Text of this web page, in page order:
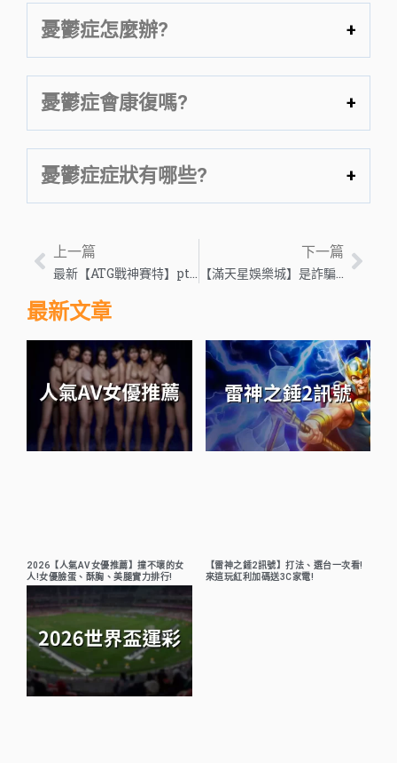
憂鬱症怎麼辦?
憂鬱症會康復嗎?
憂鬱症症狀有哪些?
上一篇
最新【ATG戰神賽特】ptt、dcard兩大論壇討論度最高贏錢打法!
下一篇
【滿天星娛樂城】是詐騙黑網嗎?全新滿天新娛樂城公正評價看這!
最新文章
2026【人氣AV女優推薦】撞不壞的女
人!女優臉蛋、酥胸、美腿實力排行!
【雷神之錘2訊號】打法、選台一次看!
來這玩紅利加碼送3C家電!